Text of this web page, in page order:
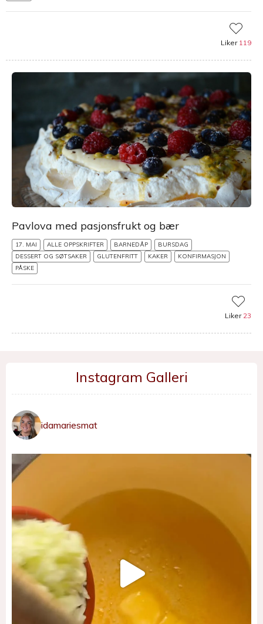
Liker 119
Pavlova med pasjonsfrukt og bær
17. MAI ALLE OPPSKRIFTER BARNEDÅP
BURSDAG
DESSERT OG SØTSAKER
GLUTENFRITT KAKER
KONFIRMASJON
PÅSKE
Liker 23
Instagram Galleri
idamariesmat